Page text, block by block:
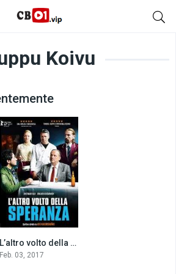
Koivu
7.2L’altro volto della speranza (2017)
Feb. 03, 2017